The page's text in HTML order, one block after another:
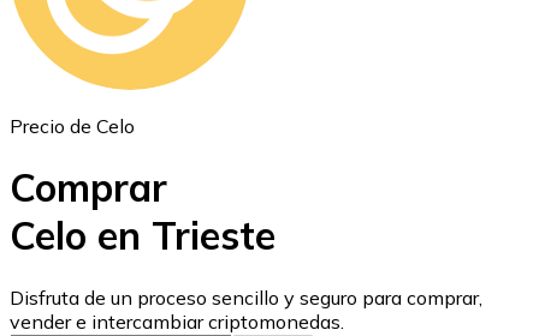
USD Coin
Precio de Celo
Comprar
Celo en Trieste
Disfruta de un proceso sencillo y seguro para comprar,
vender e intercambiar criptomonedas.